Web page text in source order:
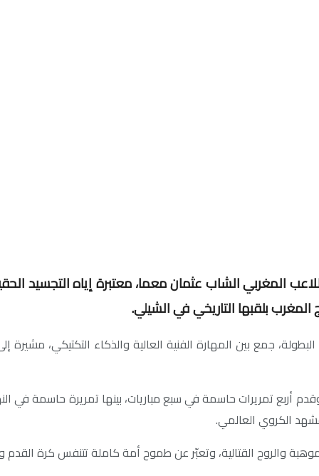
المغربي الشاب عثمان معما، معتبرة إياه التجسيد
جمع بين المهارة الفنية العالية والذكاء التكتيكي،
صاحب القميص رقم 7، الذي وقع هدفًا وقدم أربع تمريرات حاسمة في سبع مباريات، بينها
الكروي العالمي.
والروح القتالية، وتعبّر عن طموح أمة كاملة تتنفس كرة القدم